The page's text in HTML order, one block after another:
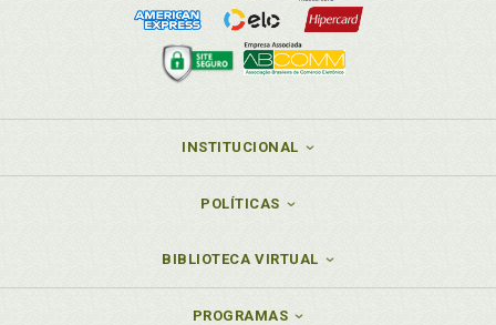
INSTITUCIONAL
POLÍTICAS
BIBLIOTECA VIRTUAL
PROGRAMAS